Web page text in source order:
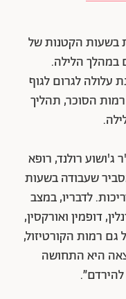
בשעות הקטנות של
במהלך הלילה.
עלולה לגרום לגוף
הסוכר, תהליך
רולנד, רופא
שעבודה בשעות
לדבריו, במצב
דופמין ואורקסין,
גם רמות הקורטיזול,
היא התחושה